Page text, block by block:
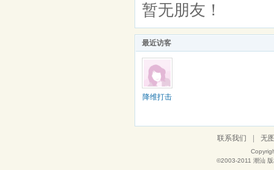
暂无朋友！
最近访客
降维打击
联系我们 无
©2003-2011 潮汕